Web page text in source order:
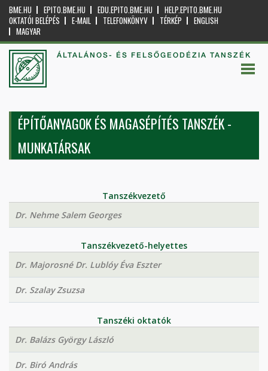
BME.HU EPITO.BME.HU EDU.EPITO.BME.HU
HELP.EPITO.BME.HU
OKTATÓI BELÉPÉS
E-MAIL TELEFONKÖNYV TÉRKÉP
ENGLISH
MAGYAR
ÁLTALÁNOS- ÉS FELSŐGEODÉZIA TANSZÉK
ÉPÍTŐANYAGOK ÉS MAGASÉPÍTÉS TANSZÉK -
MUNKATÁRSAK
Tanszékvezető
Dr. Nehme Salem Georges
Tanszékvezető-helyettes
Dr. Majorosné Dr. Lublóy Éva Eszter
Dr. Szalay Zsuzsa
Tanszéki oktatók
Dr. Balázs György László
Dr. Biró András